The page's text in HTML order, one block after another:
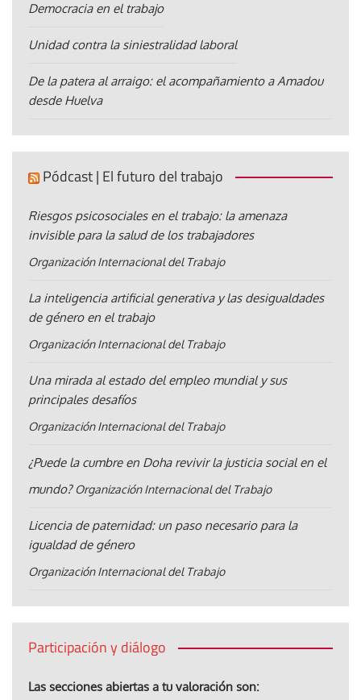
Democracia en el trabajo
Unidad contra la siniestralidad laboral
De la patera al arraigo: el acompañamiento a Amadou
desde Huelva
Pódcast | El futuro del trabajo
Riesgos psicosociales en el trabajo: la amenaza
invisible para la salud de los trabajadores
Organización Internacional del Trabajo
La inteligencia artificial generativa y las desigualdades
de género en el trabajo
Organización Internacional del Trabajo
Una mirada al estado del empleo mundial y sus
principales desafíos
Organización Internacional del Trabajo
¿Puede la cumbre en Doha revivir la justicia social en el
mundo? Organización Internacional del Trabajo
Licencia de paternidad: un paso necesario para la
igualdad de género
Organización Internacional del Trabajo
Participación y diálogo
Las secciones abiertas a tu valoración son: